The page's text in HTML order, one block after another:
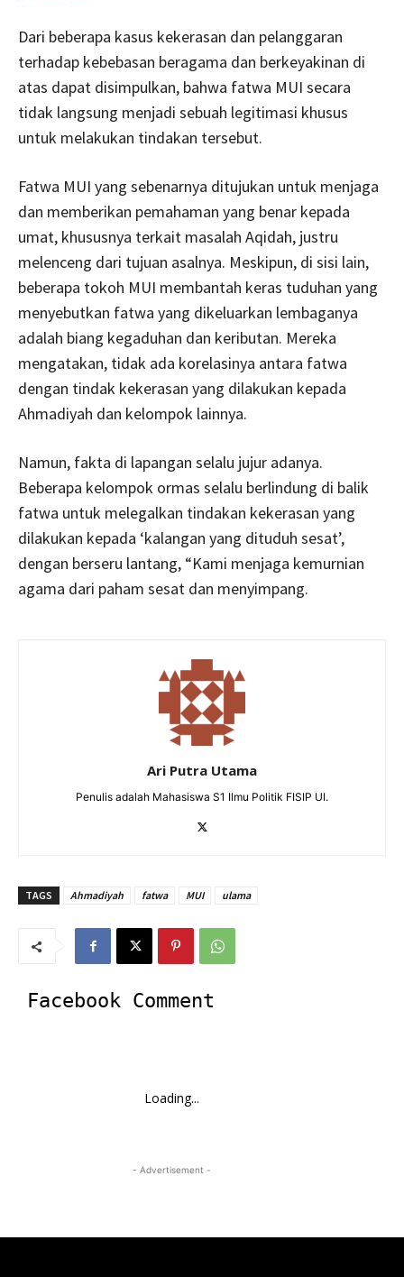
Dari beberapa kasus kekerasan dan pelanggaran
terhadap kebebasan beragama dan berkeyakinan di
atas dapat disimpulkan, bahwa fatwa MUI secara
tidak langsung menjadi sebuah legitimasi khusus
untuk melakukan tindakan tersebut.
Fatwa MUI yang sebenarnya ditujukan untuk menjaga
dan memberikan pemahaman yang benar kepada
umat, khususnya terkait masalah Aqidah, justru
melenceng dari tujuan asalnya. Meskipun, di sisi lain,
beberapa tokoh MUI membantah keras tuduhan yang
menyebutkan fatwa yang dikeluarkan lembaganya
adalah biang kegaduhan dan keributan. Mereka
mengatakan, tidak ada korelasinya antara fatwa
dengan tindak kekerasan yang dilakukan kepada
Ahmadiyah dan kelompok lainnya.
Namun, fakta di lapangan selalu jujur adanya.
Beberapa kelompok ormas selalu berlindung di balik
fatwa untuk melegalkan tindakan kekerasan yang
dilakukan kepada ‘kalangan yang dituduh sesat’,
dengan berseru lantang, “Kami menjaga kemurnian
agama dari paham sesat dan menyimpang.
Ari Putra Utama
Penulis adalah Mahasiswa S1 Ilmu Politik FISIP UI.
TAGS Ahmadiyah fatwa MUI ulama
Facebook Comment
Loading...
- Advertisement -